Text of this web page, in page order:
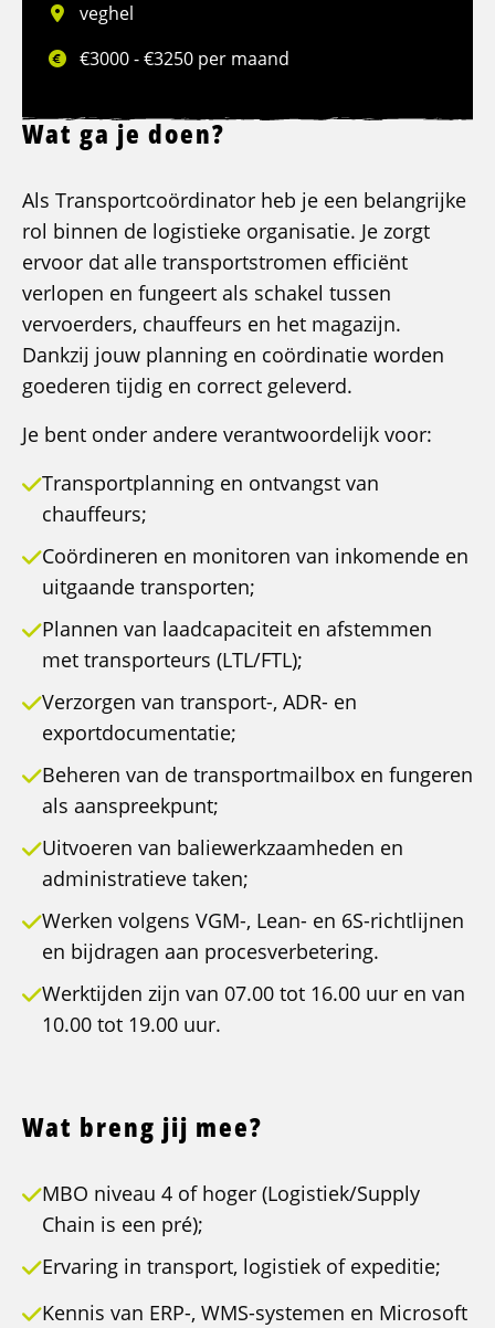
veghel
€3000 - €3250 per maand
Wat ga je doen?
Als Transportcoördinator heb je een belangrijke
rol binnen de logistieke organisatie. Je zorgt
ervoor dat alle transportstromen efficiënt
verlopen en fungeert als schakel tussen
vervoerders, chauffeurs en het magazijn.
Dankzij jouw planning en coördinatie worden
goederen tijdig en correct geleverd.
Je bent onder andere verantwoordelijk voor:
Transportplanning en ontvangst van
chauffeurs;
Coördineren en monitoren van inkomende en
uitgaande transporten;
Plannen van laadcapaciteit en afstemmen
met transporteurs (LTL/FTL);
Verzorgen van transport-, ADR- en
exportdocumentatie;
Beheren van de transportmailbox en fungeren
als aanspreekpunt;
Uitvoeren van baliewerkzaamheden en
administratieve taken;
Werken volgens VGM-, Lean- en 6S-richtlijnen
en bijdragen aan procesverbetering.
Werktijden zijn van 07.00 tot 16.00 uur en van
10.00 tot 19.00 uur.
Wat breng jij mee?
MBO niveau 4 of hoger (Logistiek/Supply
Chain is een pré);
Ervaring in transport, logistiek of expeditie;
Kennis van ERP-, WMS-systemen en Microsoft